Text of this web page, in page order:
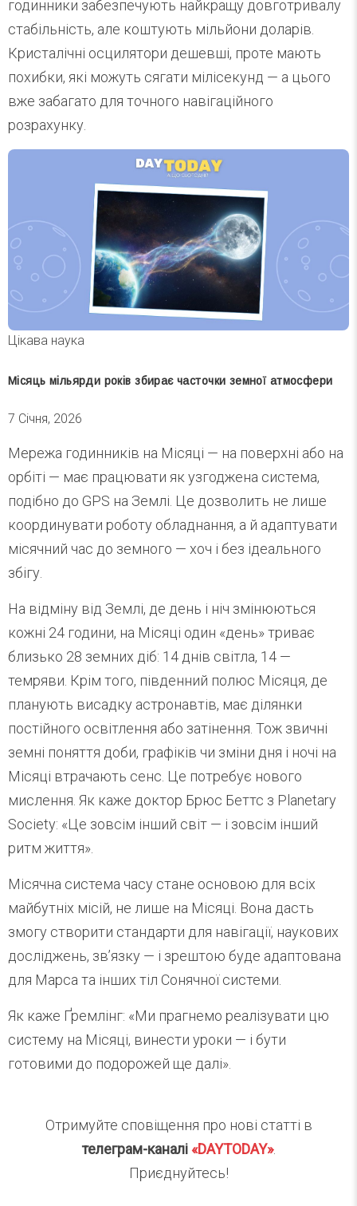
годинники забезпечують найкращу довготривалу
стабільність, але коштують мільйони доларів.
Кристалічні осцилятори дешевші, проте мають
похибки, які можуть сягати мілісекунд — а цього
вже забагато для точного навігаційного
розрахунку.
Цікава наука
Місяць мільярди років збирає часточки земної атмосфери
7 Січня, 2026
Мережа годинників на Місяці — на поверхні або на
орбіті — має працювати як узгоджена система,
подібно до GPS на Землі. Це дозволить не лише
координувати роботу обладнання, а й адаптувати
місячний час до земного — хоч і без ідеального
збігу.
На відміну від Землі, де день і ніч змінюються
кожні 24 години, на Місяці один «день» триває
близько 28 земних діб: 14 днів світла, 14 —
темряви. Крім того, південний полюс Місяця, де
планують висадку астронавтів, має ділянки
постійного освітлення або затінення. Тож звичні
земні поняття доби, графіків чи зміни дня і ночі на
Місяці втрачають сенс. Це потребує нового
мислення. Як каже доктор Брюс Беттс з Planetary
Society: «Це зовсім інший світ — і зовсім інший
ритм життя».
Місячна система часу стане основою для всіх
майбутніх місій, не лише на Місяці. Вона дасть
змогу створити стандарти для навігації, наукових
досліджень, зв’язку — і зрештою буде адаптована
для Марса та інших тіл Сонячної системи.
Як каже Ґремлінг: «Ми прагнемо реалізувати цю
систему на Місяці, винести уроки — і бути
готовими до подорожей ще далі».
Отримуйте сповіщення про нові статті в
телеграм-каналі«DAYTODAY».
Приєднуйтесь!